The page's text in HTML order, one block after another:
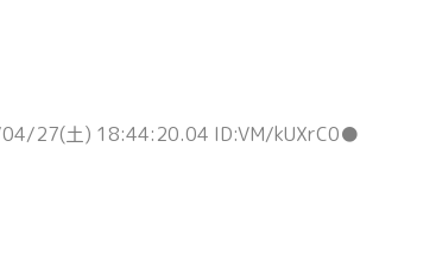
27(土) 18:44:20.04 ID:VM/kUXrC0●